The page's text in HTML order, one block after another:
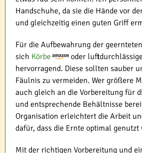
Handschuhe, da sie die Hände vor
und gleichzeitig einen guten Griff
Für die Aufbewahrung der
sich Körbe
oder
hervorragend. Diese sollten sauber
Fäulnis zu vermeiden. Wer größere
auch gleich an die Vorbereitung für
und entsprechende Behältnisse
Organisation erleichtert die Arbeit
dafür, dass die Ernte optimal genutzt
Mit der richtigen Vorbereitung und